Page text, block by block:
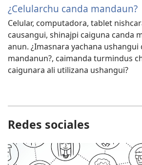
¿Celularchu canda mandaun?
Celular, computadora, tablet
causangui, shinajpi caiguna canda
anun. ¿Imasnara yachana ushangui
mandanun?, caimanda turmindus
caigunara ali utilizana ushangui?
Redes sociales